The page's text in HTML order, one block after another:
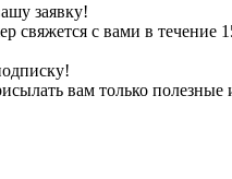
заявку!
свяжется с вами в течение
вам только полезные